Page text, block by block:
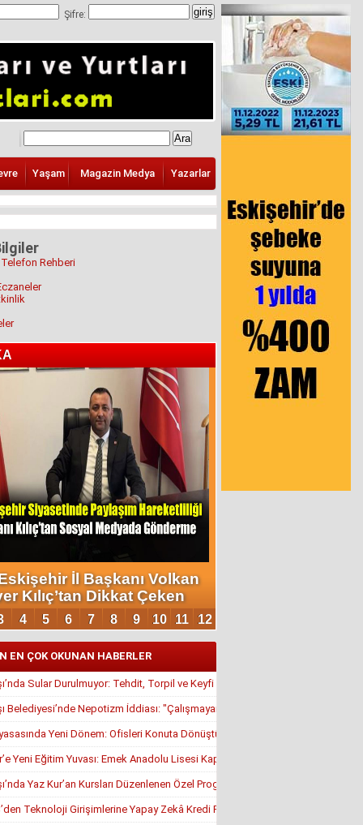
Şifre:
Yaşam Magazin Medya Yazarlar
Rehberi
EN ÇOK OKUNAN HABERLER
Sular Durulmuyor: Tehdit, Torpil ve Keyfi Atamalar Gündemde
Belediyesi’nde Nepotizm İddiası: "Çalışmayan Kaldı, Çavuş İstifa Ettirildi"
Yeni Dönem: Ofisleri Konuta Dönüştürmek İçin Son Tarih 1
Yeni Eğitim Yuvası: Emek Anadolu Lisesi Kapılarını Açmaya Hazırlanıyor
Yaz Kur’an Kursları Düzenlenen Özel Programla Açıldı
Teknoloji Girişimlerine Yapay Zekâ Kredi Programı